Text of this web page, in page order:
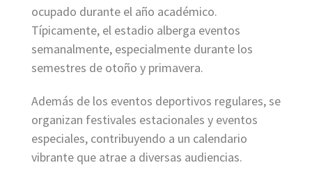
ocupado durante el año académico.
Típicamente, el estadio alberga eventos
semanalmente, especialmente durante los
semestres de otoño y primavera.
Además de los eventos deportivos regulares, se
organizan festivales estacionales y eventos
especiales, contribuyendo a un calendario
vibrante que atrae a diversas audiencias.